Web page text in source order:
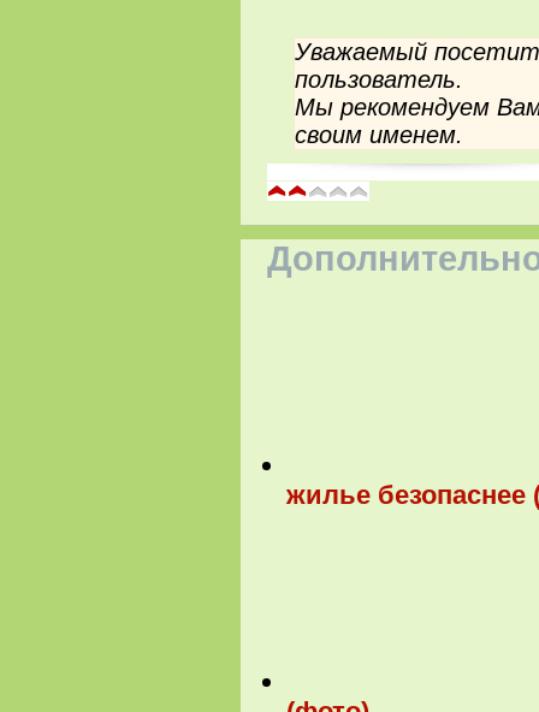
Уважаемый
пользователь.
Мы рекомендуем
своим именем.
жилье безопаснее